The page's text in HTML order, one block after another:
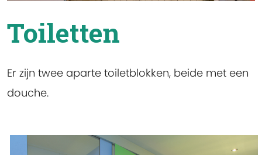
Toiletten
Er zijn twee aparte toiletblokken, beide met een
douche.